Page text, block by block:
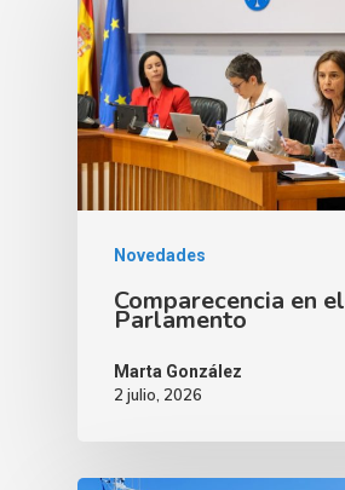
Novedades
Comparecencia en el
Parlamento
Marta González
2 julio, 2026